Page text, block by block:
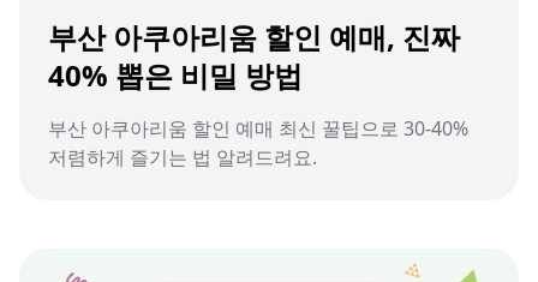
부산 아쿠아리움 할인 예매, 진짜
40% 뽑은 비밀 방법
부산 아쿠아리움 할인 예매 최신 꿀팁으로 30-40%
저렴하게 즐기는 법 알려드려요.